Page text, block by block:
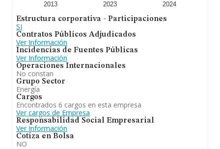
2013 2023 2024
Estructura corporativa - Participaciones
SI
Contratos Públicos Adjudicados
Ver Información
Incidencias de Fuentes Públicas
Ver Información
Operaciones Internacionales
No constan
Grupo Sector
Energía
Cargos
Encontrados 6 cargos en esta empresa
Ver cargos de Empresa
Responsabilidad Social Empresarial
Ver Información
Cotiza en Bolsa
NO